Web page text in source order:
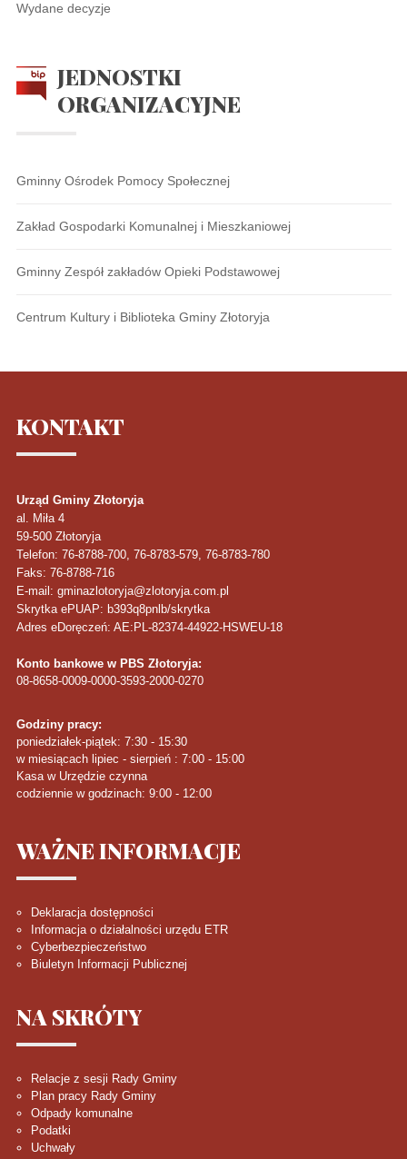
Wydane decyzje
JEDNOSTKI
ORGANIZACYJNE
Gminny Ośrodek Pomocy Społecznej
Zakład Gospodarki Komunalnej i Mieszkaniowej
Gminny Zespół zakładów Opieki Podstawowej
Centrum Kultury i Biblioteka Gminy Złotoryja
KONTAKT
Urząd Gminy Złotoryja
al. Miła 4
59-500 Złotoryja
Telefon: 76-8788-700, 76-8783-579, 76-8783-780
Faks: 76-8788-716
E-mail: gminazlotoryja@zlotoryja.com.pl
Skrytka ePUAP: b393q8pnlb/skrytka
Adres eDoręczeń: AE:PL-82374-44922-HSWEU-18
Konto bankowe w PBS Złotoryja:
08-8658-0009-0000-3593-2000-0270
Godziny pracy:
poniedziałek-piątek: 7:30 - 15:30
w miesiącach lipiec - sierpień : 7:00 - 15:00
Kasa w Urzędzie czynna
codziennie w godzinach: 9:00 - 12:00
WAŻNEINFORMACJE
Deklaracja dostępności
Informacja o działalności urzędu ETR
Cyberbezpieczeństwo
Biuletyn Informacji Publicznej
NA SKRÓTY
Relacje z sesji Rady Gminy
Plan pracy Rady Gminy
Odpady komunalne
Podatki
Uchwały